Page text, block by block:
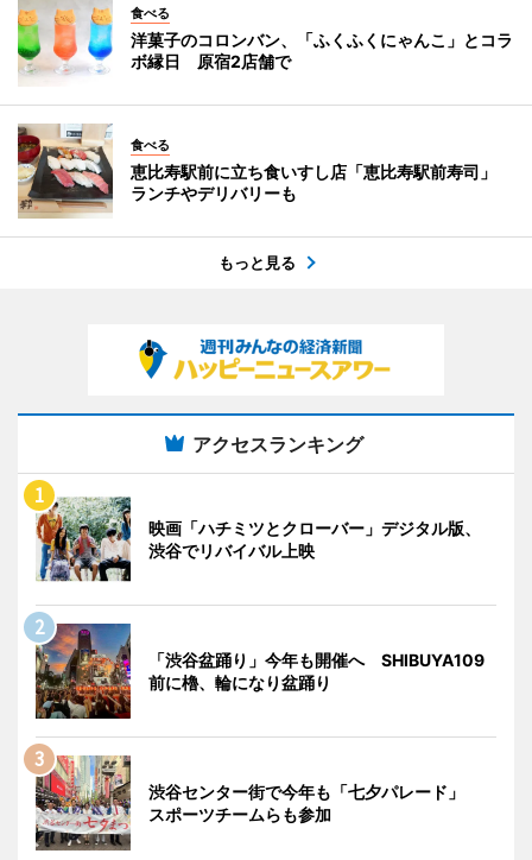
食べる
洋菓子のコロンバン、「ふくふくにゃんこ」とコラ
ボ縁日 原宿2店舗で
食べる
恵比寿駅前に立ち食いすし店「恵比寿駅前寿司」
ランチやデリバリーも
もっと見る
アクセスランキング
映画「ハチミツとクローバー」デジタル版、
渋谷でリバイバル上映
「渋谷盆踊り」今年も開催へ SHIBUYA109
前に櫓、輪になり盆踊り
渋谷センター街で今年も「七夕パレード」
スポーツチームらも参加